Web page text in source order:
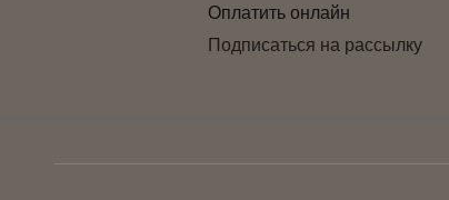
Оплатить онлайн
Подписаться на рассылку